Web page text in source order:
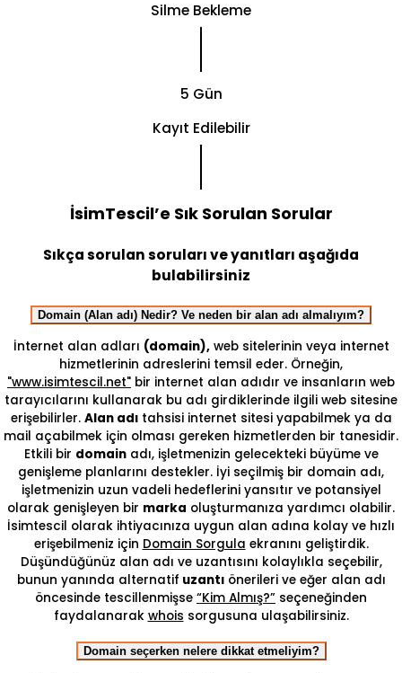
Silme Bekleme
5 Gün
Kayıt Edilebilir
İsimTescil’e Sık Sorulan Sorular
Sıkça sorulan soruları ve yanıtları aşağıda
bulabilirsiniz
Domain (Alan adı) Nedir? Ve neden bir alan adı almalıyım?
İnternet alan adları (domain),web sitelerinin veya internet
hizmetlerinin adreslerini temsil eder. Örneğin,
"www.isimtescil.net" bir internet alan adıdır ve insanların web
tarayıcılarını kullanarak bu adı girdiklerinde ilgili web sitesine
erişebilirler. Alan adıtahsisi internet sitesi yapabilmek ya da
mail açabilmek için olması gereken hizmetlerden bir tanesidir.
Etkili bir domainadı, işletmenizin gelecekteki büyüme ve
genişleme planlarını destekler. İyi seçilmiş bir domain adı,
işletmenizin uzun vadeli hedeflerini yansıtır ve potansiyel
olarak genişleyen bir marka oluşturmanıza yardımcı olabilir.
İsimtescil olarak ihtiyacınıza uygun alan adına kolay ve hızlı
erişebilmeniz için Domain Sorgula ekranını geliştirdik.
Düşündüğünüz alan adı ve uzantısını kolaylıkla seçebilir,
bunun yanında alternatif uzantıönerileri ve eğer alan adı
öncesinde tescillenmişse “Kim Almış?” seçeneğinden
faydalanarak whois sorgusuna ulaşabilirsiniz.
Domain seçerken nelere dikkat etmeliyim?